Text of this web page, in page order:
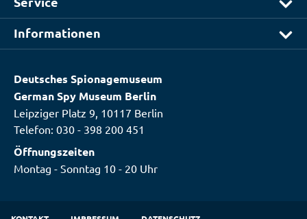
Informationen
Deutsches Spionagemuseum
German Spy Museum Berlin
Leipziger Platz 9, 10117 Berlin
Telefon: 030 - 398 200 451
Öffnungszeiten
Montag - Sonntag 10 - 20 Uhr